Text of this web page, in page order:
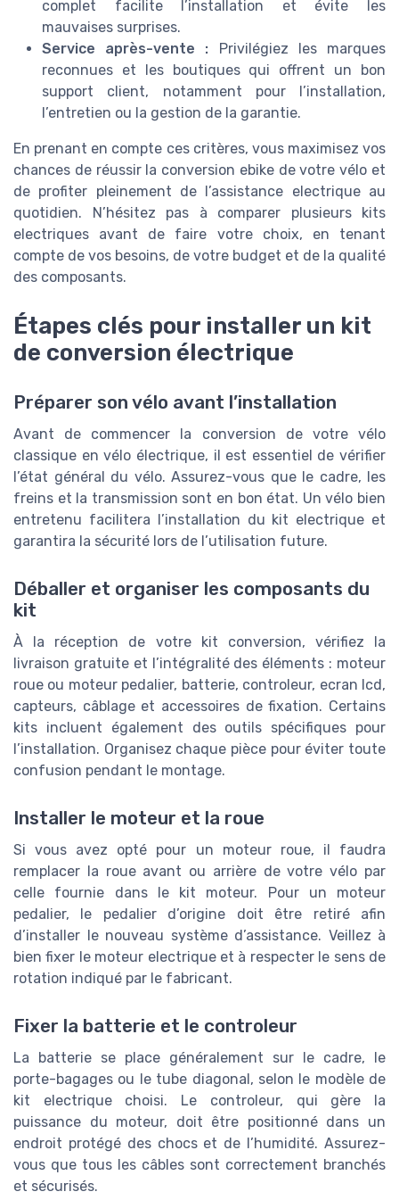
complet facilite l’installation et évite les
mauvaises surprises.
Service après-vente : Privilégiez les marques
reconnues et les boutiques qui offrent un bon
support client, notamment pour l’installation,
l’entretien ou la gestion de la garantie.
En prenant en compte ces critères, vous maximisez vos
chances de réussir la conversion ebike de votre vélo et
de profiter pleinement de l’assistance electrique au
quotidien. N’hésitez pas à comparer plusieurs kits
electriques avant de faire votre choix, en tenant
compte de vos besoins, de votre budget et de la qualité
des composants.
Étapes clés pour installer un kit
de conversion électrique
Préparer son vélo avant l’installation
Avant de commencer la conversion de votre vélo
classique en vélo électrique, il est essentiel de vérifier
l’état général du vélo. Assurez-vous que le cadre, les
freins et la transmission sont en bon état. Un vélo bien
entretenu facilitera l’installation du kit electrique et
garantira la sécurité lors de l’utilisation future.
Déballer et organiser les composants du
kit
À la réception de votre kit conversion, vérifiez la
livraison gratuite et l’intégralité des éléments : moteur
roue ou moteur pedalier, batterie, controleur, ecran lcd,
capteurs, câblage et accessoires de fixation. Certains
kits incluent également des outils spécifiques pour
l’installation. Organisez chaque pièce pour éviter toute
confusion pendant le montage.
Installer le moteur et la roue
Si vous avez opté pour un moteur roue, il faudra
remplacer la roue avant ou arrière de votre vélo par
celle fournie dans le kit moteur. Pour un moteur
pedalier, le pedalier d’origine doit être retiré afin
d’installer le nouveau système d’assistance. Veillez à
bien fixer le moteur electrique et à respecter le sens de
rotation indiqué par le fabricant.
Fixer la batterie et le controleur
La batterie se place généralement sur le cadre, le
porte-bagages ou le tube diagonal, selon le modèle de
kit electrique choisi. Le controleur, qui gère la
puissance du moteur, doit être positionné dans un
endroit protégé des chocs et de l’humidité. Assurez-
vous que tous les câbles sont correctement branchés
et sécurisés.